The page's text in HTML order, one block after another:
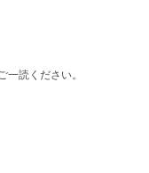
一読ください。